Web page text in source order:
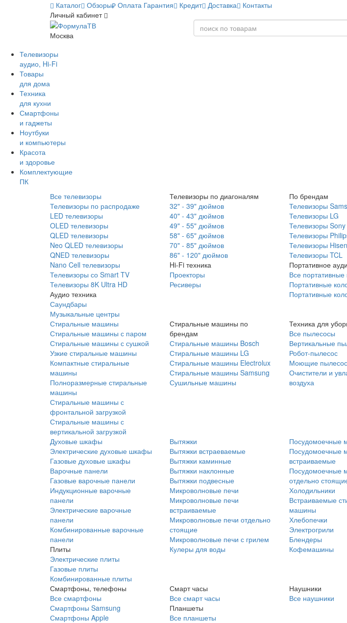
Каталог Обзоры Оплата Гарантия Кредит Доставка
Контакты
Личный кабинет
Москва
Телевизоры
аудио, Hi-Fi
Товары
для дома
Техника
для кухни
Смартфоны
и гаджеты
Ноутбуки
и компьютеры
Красота
и здоровье
Комплектующие
ПК
Все телевизоры
Телевизоры по распродаже
LED телевизоры
OLED телевизоры
QLED телевизоры
Neo QLED телевизоры
QNED телевизоры
Nano Cell телевизоры
Телевизоры со Smart TV
Телевизоры 8K Ultra HD
Аудио техника
Саундбары
Музыкальные центры
Телевизоры по диагоналям
32" - 39" дюймов
40" - 43" дюймов
49" - 55" дюймов
58" - 65" дюймов
70" - 85" дюймов
86" - 120" дюймов
Hi-Fi техника
Проекторы
Ресиверы
По брендам
Телевизоры
Телевизоры LG
Телевизоры Sony
Телевизоры
Телевизоры
Телевизоры TCL
Портативное
Все портативные
Портативные
Портативные
Стиральные машины
Стиральные машины с паром
Стиральные машины с сушкой
Узкие стиральные машины
Компактные стиральные
машины
Полноразмерные стиральные
машины
Стиральные машины с
фронтальной загрузкой
Стиральные машины с
вертикальной загрузкой
Стиральные машины по
брендам
Стиральные машины Bosch
Стиральные машины LG
Стиральные машины Electrolux
Стиральные машины Samsung
Сушильные машины
Техника для
Все пылесосы
Вертикальные
Робот-пылесос
Моющие
Очистители и
воздуха
Духовые шкафы
Электрические духовые шкафы
Газовые духовые шкафы
Варочные панели
Газовые варочные панели
Индукционные варочные
панели
Электрические варочные
панели
Комбинированные варочные
панели
Плиты
Электрические плиты
Газовые плиты
Комбинированные плиты
Вытяжки
Вытяжки встраеваемые
Вытяжки каминные
Вытяжки наклонные
Вытяжки подвесные
Микроволновые печи
Микроволновые печи
встраиваемые
Микроволновые печи отдельно
стоящие
Микроволновые печи с грилем
Кулеры для воды
Посудомоечные
Посудомоечные
встраиваемые
Посудомоечные
отдельно
Холодильники
Встраиваемые
машины
Хлебопечки
Электрогрили
Блендеры
Кофемашины
Смартфоны, телефоны
Все смартфоны
Смартфоны Samsung
Смартфоны Apple
Смарт часы
Все смарт часы
Планшеты
Все планшеты
Наушники
Все наушники